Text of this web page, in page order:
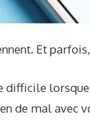
Et
difficile
de mal avec